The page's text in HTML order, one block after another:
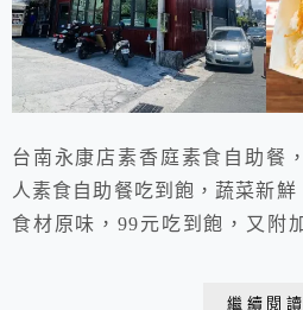
台南永康店素香庭素食自助餐
人素食自助餐吃到飽，蔬菜新鮮
食材原味，99元吃到飽，又附
繼續閱讀